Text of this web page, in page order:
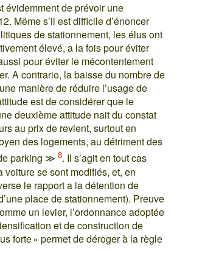
évidemment de prévoir une
Même s’il est difficile d’énoncer
de stationnement, les élus ont
élevé, a la fois pour éviter
pour éviter le mécontentement
A contrario, la baisse du nombre de
manière de réduire l’usage de
est de considérer que le
deuxième attitude nait du constat
au prix de revient, surtout en
des logements, au détriment des
parking ≫8. Il s’agit en tout cas
se sont modifiés, et, en
le rapport a la détention de
place de stationnement). Preuve
un levier, l’ordonnance adoptée
et de construction de
forte » permet de déroger à la règle